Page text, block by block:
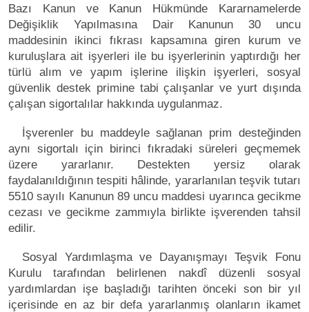
Bazı Kanun ve Kanun Hükmünde Kararnamelerde
Değişiklik Yapılmasına Dair Kanunun 30 uncu
maddesinin ikinci fıkrası kapsamına giren kurum ve
kuruluşlara ait işyerleri ile bu işyerlerinin yaptırdığı her
türlü alım ve yapım işlerine ilişkin işyerleri, sosyal
güvenlik destek primine tabi çalışanlar ve yurt dışında
çalışan sigortalılar hakkında uygulanmaz.
İşverenler bu maddeyle sağlanan prim desteğinden
aynı sigortalı için birinci fıkradaki süreleri geçmemek
üzere yararlanır. Destekten yersiz olarak
faydalanıldığının tespiti hâlinde, yararlanılan teşvik tutarı
5510 sayılı Kanunun 89 uncu maddesi uyarınca gecikme
cezası ve gecikme zammıyla birlikte işverenden tahsil
edilir.
Sosyal Yardımlaşma ve Dayanışmayı Teşvik Fonu
Kurulu tarafından belirlenen nakdî düzenli sosyal
yardımlardan işe başladığı tarihten önceki son bir yıl
içerisinde en az bir defa yararlanmış olanların ikamet